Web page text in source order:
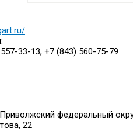
33-13, +7 (843) 560-75-79
федеральный
22